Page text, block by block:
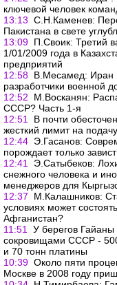
ключевой человек
13:13 С.Н.Каменев:
Пакистана в свете
13:09 П.Своик: Третий
1/01/2009 года в
предприятий
12:58 В.Месамед: Иран
разработчики военной
12:52
М.Восканян:
СССР? Часть 1-я
12:51
В почти
жесткий лимит на
12:44 Э.Гасанов:
порождает только
12:41
Э.Сатыбеков:
снежного человека и
менеджеров для
12:37
М.Калашников:
условиях может
Афганистан?
11:51
У берегов
сокровищами СССР - 500
и 70 тонн платины
10:39 Около пяти
Москве в 2008 году